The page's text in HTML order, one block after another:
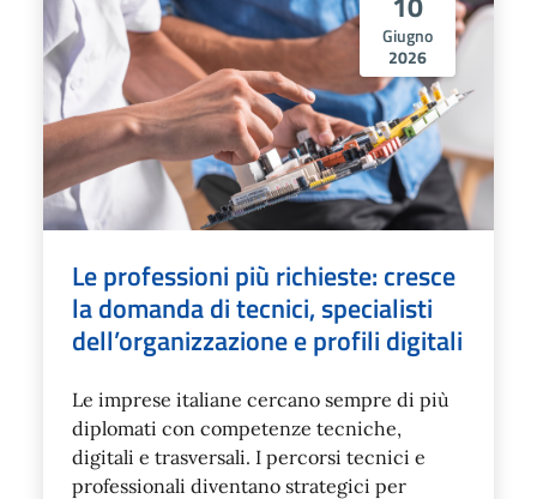
Giugno
2026
Le professioni più richieste: cresce
la domanda di tecnici, specialisti
dell’organizzazione e profili digitali
Le imprese italiane cercano sempre di più
diplomati con competenze tecniche,
digitali e trasversali. I percorsi tecnici e
professionali diventano strategici per